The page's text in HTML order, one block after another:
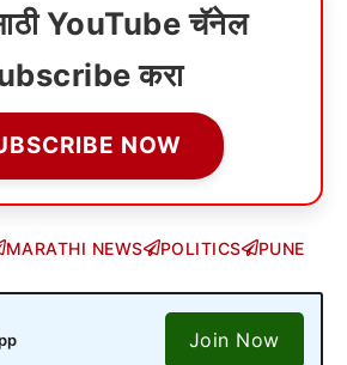
YouTube चॅनेल
करा
NOW
MARATHI NEWS POLITICS PUNE
Join Now